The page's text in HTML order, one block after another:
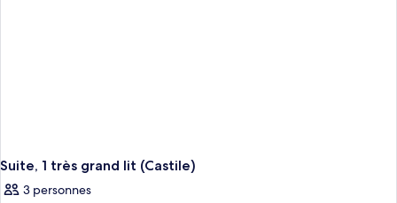
Suite, 1 très grand lit (Castile)
3 personnes